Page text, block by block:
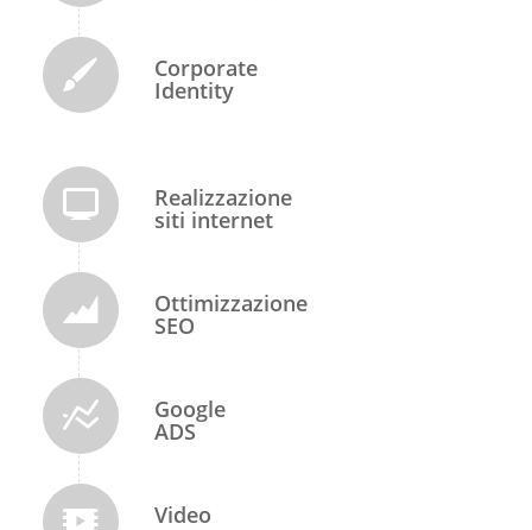
Corporate
Identity
Realizzazione
siti internet
Ottimizzazione
SEO
Google
ADS
Video